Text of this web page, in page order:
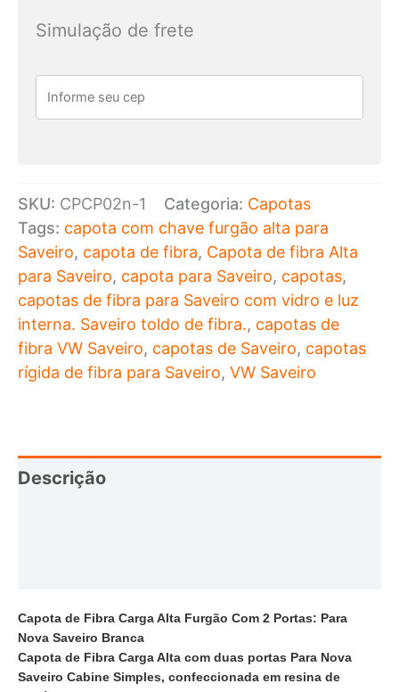
Carga
para
modelo
King
com
duas
portas
branca
quantidade
Simulação de frete
SKU: CPCP02n-1 Categoria: Capotas
Tags: capota com chave furgão alta para
Saveiro, capota de fibra, Capota de fibra Alta
para Saveiro, capota para Saveiro, capotas,
capotas de fibra para Saveiro com vidro e luz
interna. Saveiro toldo de fibra., capotas de
fibra VW Saveiro, capotas de Saveiro, capotas
rígida de fibra para Saveiro, VW Saveiro
Descrição
Capota de Fibra Carga Alta Furgão Com 2 Portas: Para
Nova Saveiro Branca
Capota de Fibra Carga Alta com duas portas Para Nova
Saveiro Cabine Simples, confeccionada em resina de